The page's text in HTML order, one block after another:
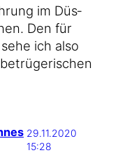
im Düs­
Den für
ich also
29.11.2020
15:28